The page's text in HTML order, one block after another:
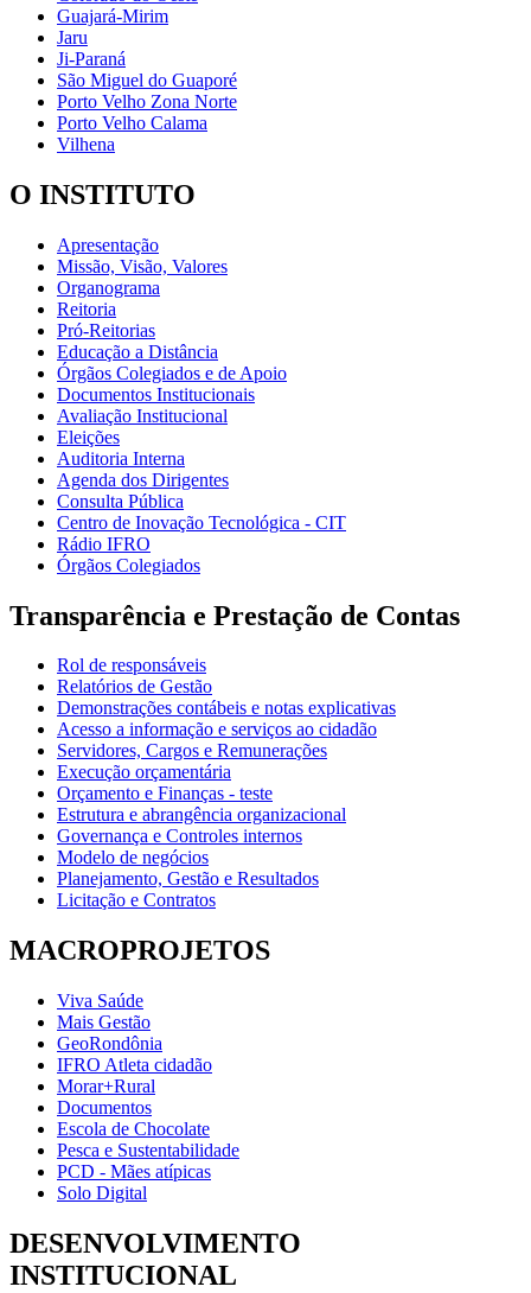
Guajará-Mirim
Jaru
Ji-Paraná
São Miguel do Guaporé
Porto Velho Zona Norte
Porto Velho Calama
Vilhena
O INSTITUTO
Apresentação
Missão, Visão, Valores
Organograma
Reitoria
Pró-Reitorias
Educação a Distância
Órgãos Colegiados e de Apoio
Documentos Institucionais
Avaliação Institucional
Eleições
Auditoria Interna
Agenda dos Dirigentes
Consulta Pública
Centro de Inovação Tecnológica - CIT
Rádio IFRO
Órgãos Colegiados
Transparência e Prestação de Contas
Rol de responsáveis
Relatórios de Gestão
Demonstrações contábeis e notas explicativas
Acesso a informação e serviços ao cidadão
Servidores, Cargos e Remunerações
Execução orçamentária
Orçamento e Finanças - teste
Estrutura e abrangência organizacional
Governança e Controles internos
Modelo de negócios
Planejamento, Gestão e Resultados
Licitação e Contratos
MACROPROJETOS
Viva Saúde
Mais Gestão
GeoRondônia
IFRO Atleta cidadão
Morar+Rural
Documentos
Escola de Chocolate
Pesca e Sustentabilidade
PCD - Mães atípicas
Solo Digital
DESENVOLVIMENTO
INSTITUCIONAL